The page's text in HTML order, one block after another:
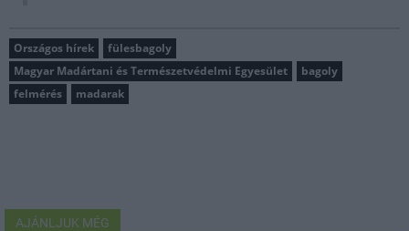
Országos hírek
fülesbagoly
Magyar Madártani és Természetvédelmi Egyesület
bagoly
felmérés
madarak
AJÁNLJUK MÉG